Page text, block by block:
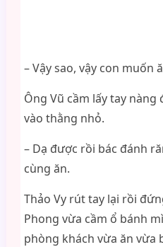
– Vậy sao, vậy con muốn
Ông Vũ cầm lấy tay
vào thằng nhỏ.
– Dạ được rồi bác đánh
cùng ăn.
Thảo Vy rút tay lại rồi
Phong vừa cầm ổ bánh
phòng khách vừa ăn vừa